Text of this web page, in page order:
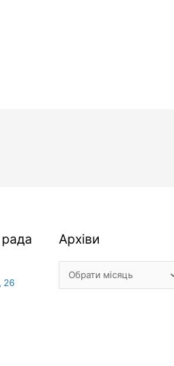
26
Архіви
Архіви